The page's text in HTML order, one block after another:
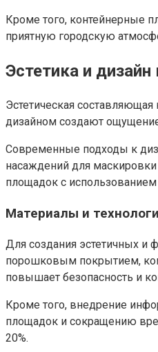
Кроме того, контейнерные
приятную городскую
Эстетика и
Эстетическая
дизайном создают
Современные подходы к
насаждений для
площадок с
Материалы и
Для создания эстетичных
порошковым покрытием,
повышает безопасность и
Кроме того, внедрение
площадок и сокращению
20%.